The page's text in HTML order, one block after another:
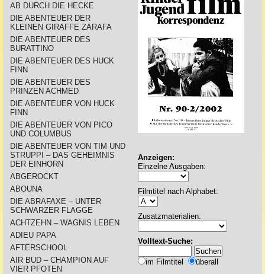
AB DURCH DIE HECKE
DIE ABENTEUER DER
KLEINEN GIRAFFE ZARAFA
DIE ABENTEUER DES
BURATTINO
DIE ABENTEUER DES HUCK
FINN
DIE ABENTEUER DES
PRINZEN ACHMED
DIE ABENTEUER VON HUCK
FINN
DIE ABENTEUER VON PICO
UND COLUMBUS
DIE ABENTEUER VON TIM UND
STRUPPI – DAS GEHEIMNIS
DER EINHORN
ABGEROCKT
ABOUNA
DIE ABRAFAXE – UNTER
SCHWARZER FLAGGE
ACHTZEHN – WAGNIS LEBEN
ADIEU PAPA
AFTERSCHOOL
AIR BUD – CHAMPION AUF
VIER PFOTEN
Anzeigen:
Einzelne Ausgaben:
Filmtitel nach Alphabet:
Zusatzmaterialien:
Volltext-Suche:
im Filmtitel überall